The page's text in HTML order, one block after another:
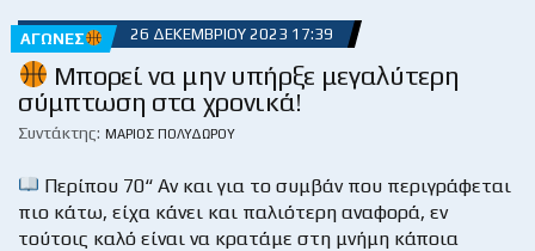
ΑΓΏΝΕΣ 26 ΔΕΚΕΜΒΡΊΟΥ 2023 17:39
Μπορεί να μην υπήρξε μεγαλύτερη
σύμπτωση στα χρονικά!
Συντάκτης: ΜΆΡΙΟΣ ΠΟΛΥΔΏΡΟΥ
Περίπου 70“ Αν και για το συμβάν που περιγράφεται
πιο κάτω, είχα κάνει και παλιότερη αναφορά, εν
τούτοις καλό είναι να κρατάμε στη μνήμη κάποια